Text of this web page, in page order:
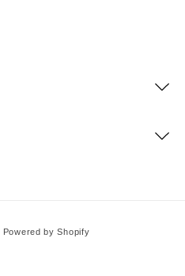
Powered by Shopify